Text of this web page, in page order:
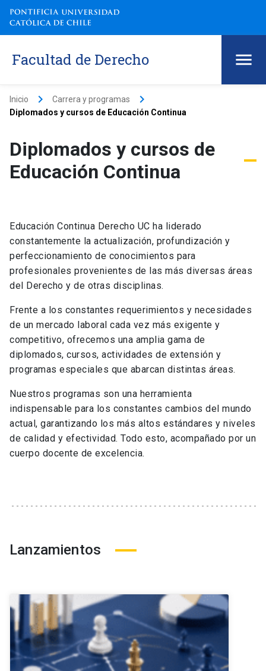
Facultad de Derecho
Inicio keyboard_arrow_right Carrera y programas keyboard_arrow_right
Diplomados y cursos de Educación Continua
Diplomados y cursos de
Educación Continua
Educación Continua Derecho UC ha liderado
constantemente la actualización, profundización y
perfeccionamiento de conocimientos para
profesionales provenientes de las más diversas áreas
del Derecho y de otras disciplinas.
Frente a los constantes requerimientos y necesidades
de un mercado laboral cada vez más exigente y
competitivo, ofrecemos una amplia gama de
diplomados, cursos, actividades de extensión y
programas especiales que abarcan distintas áreas.
Nuestros programas son una herramienta
indispensable para los constantes cambios del mundo
actual, garantizando los más altos estándares y niveles
de calidad y efectividad. Todo esto, acompañado por un
cuerpo docente de excelencia.
Lanzamientos